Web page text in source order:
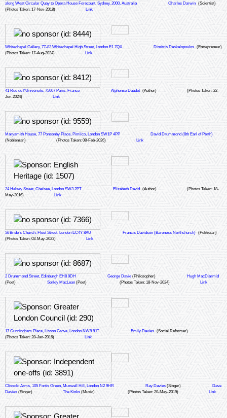
along West Circular Quay to Opera House Forecourt, Sydney, 2000, Australia Charles Darwin (Scientist)
(Photos Taken: 17-Nov-2018)
Link
Whitechapel Gallery, 77-82 Whitechapel High Street, London E1 7QX Dimitris Daskalopoulos (Entrepreneur)
(Photos Taken: 17-Aug-2024)
Link
41 Rue de l'Université, 75007 Paris, France Alphonse Daudet (Author)
(Photos Taken: 22-
Jun-2024)
Link
Marysmith House, 77 Ponsonby Place, Pimlico, London SW1P 4PP
David Drummond (8th Earl of Perth)
(Nobleman)
(Photos Taken: 08-Feb-2026) Link
24 Halsey Street, Chelsea, London SW3 2PT Elizabeth David (Author)
(Photos Taken: 18-
May-2016)
Link
St Bride's Church, Fleet Street, London EC4Y 8AU Francis Davidson (Baroness Northchurch) (Politician)
(Photos Taken: 03-May-2023)
Link
2 Drummond Street, Edinburgh EH8 9DH George Davie (Philosopher)
Hugh MacDiarmid
(Poet)
Sorley MacLean (Poet) (Photos Taken: 18-Nov-2024) Link
17 Cunningham Place, Lisson Grove, London NW8 8JT Emily Davies (Social Reformer)
(Photos Taken: 28-Jan-2016)
Link
Clissold Arms, 105 Fortis Green, Muswell Hill, London N2 9HR Ray Davies (Singer)
Dave
Davies (Singer) The Kinks (Music) (Photos Taken: 20-May-2019) Link